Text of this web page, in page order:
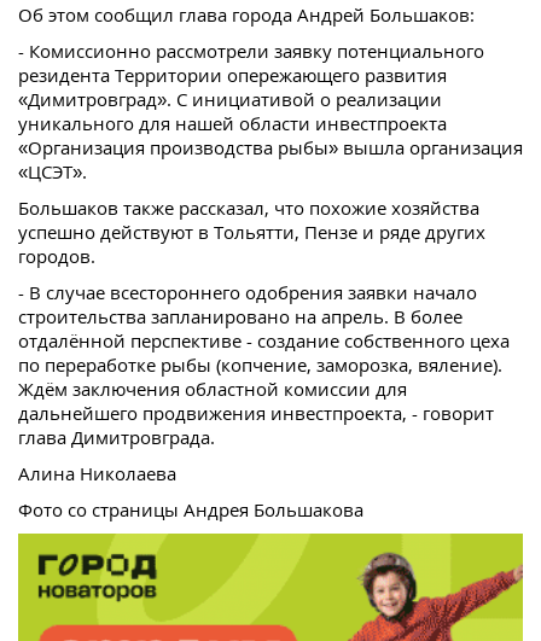
Об этом сообщил глава города Андрей Большаков:
- Комиссионно рассмотрели заявку потенциального
резидента Территории опережающего развития
«Димитровград». С инициативой о реализации
уникального для нашей области инвестпроекта
«Организация производства рыбы» вышла организация
«ЦСЭТ».
Большаков также рассказал, что похожие хозяйства
успешно действуют в Тольятти, Пензе и ряде других
городов.
- В случае всестороннего одобрения заявки начало
строительства запланировано на апрель. В более
отдалённой перспективе - создание собственного цеха
по переработке рыбы (копчение, заморозка, вяление).
Ждём заключения областной комиссии для
дальнейшего продвижения инвестпроекта, - говорит
глава Димитровграда.
Алина Николаева
Фото со страницы Андрея Большакова